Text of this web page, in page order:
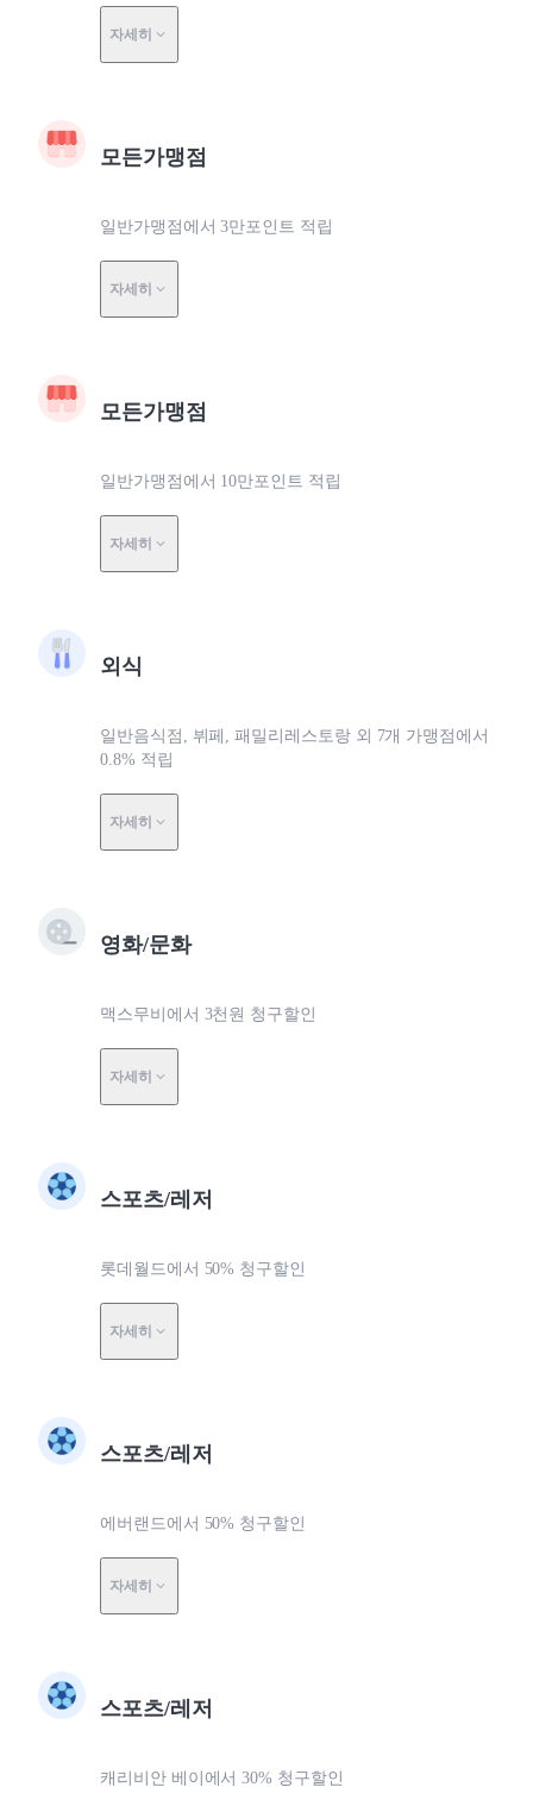
자세히
모든가맹점
일반가맹점에서 3만포인트 적립
자세히
모든가맹점
일반가맹점에서 10만포인트 적립
자세히
외식
일반음식점, 뷔페, 패밀리레스토랑 외 7개 가맹점에서
0.8% 적립
자세히
영화/문화
맥스무비에서 3천원 청구할인
자세히
스포츠/레저
롯데월드에서 50% 청구할인
자세히
스포츠/레저
에버랜드에서 50% 청구할인
자세히
스포츠/레저
캐리비안 베이에서 30% 청구할인